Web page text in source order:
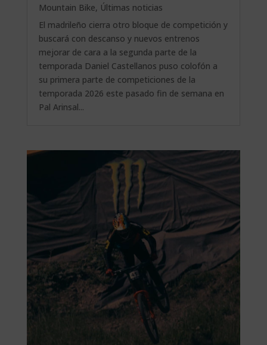
Mountain Bike, Últimas noticias
El madrileño cierra otro bloque de competición y
buscará con descanso y nuevos entrenos
mejorar de cara a la segunda parte de la
temporada Daniel Castellanos puso colofón a
su primera parte de competiciones de la
temporada 2026 este pasado fin de semana en
Pal Arinsal...